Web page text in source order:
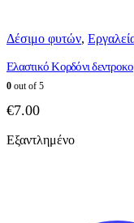
Δέσιμο φυτών,
Ελαστικό Κορδόνι
0 out of 5
€7.00
Εξαντλημένο